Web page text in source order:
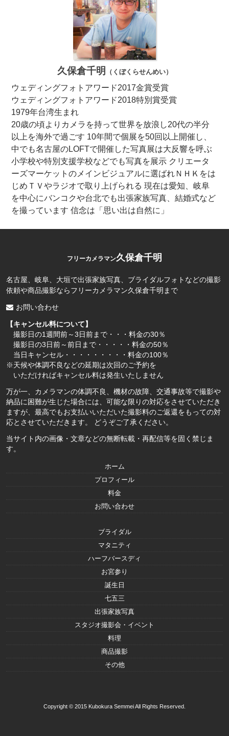
久保倉千明 （くぼくらせんめい）
ウェディングフォトアワード2017金賞受賞
ウェディングフォトアワード2018特別賞受賞
1979年台湾生まれ
20歳の頃よりカメラを持って世界を放浪し20代の半分
以上を海外で過ごす 10年間で個展を50回以上開催し、
中でも名古屋のLOFTで開催した写真展は大反響を呼ぶ
小学校や特別支援学校などでも写真を展示 クリエータ
ーズマーケットのメインビジュアルに選ばれＮＨＫをは
じめＴＶやラジオで取り上げられる 現在は愛知、岐阜
を中心にバンコクや台北でも出張家族写真、結婚式など
を撮っています 信念は「思い出は自然に」
フリーカメラマン久保倉千明
名古屋、岐阜、大垣で出張家族写真、ブライダルフォトなどの撮影
依頼や商品撮影ならフリーカメラマン久保倉千明まで
お問い合わせ
【キャンセル料について】
撮影日の1週間前～3日前まで・・・料金の30％
撮影日の3日前～前日まで・・・・・料金の50％
当日キャンセル・・・・・・・・・料金の100％
※天候や体調不良などの延期は次回のご予約を
いただければキャンセル料は発生いたしません
万が一、カメラマンの体調不良、機材の故障、交通事故等で撮影や
納品に困難が生じた場合には、可能な限りの対応をさせていただき
ますが、最高でもお支払いいただいた撮影料のご返還をもっての対
応とさせていただきます。 どうぞご了承ください。
当サイト内の画像・文章などの無断転載・再配信等を固く禁じま
す。
ホーム
プロフィール
料金
お問い合わせ
ブライダル
マタニティ
ハーフバースディ
お宮参り
誕生日
七五三
出張家族写真
スタジオ撮影会・イベント
料理
商品撮影
その他
Copyright © 2015 Kubokura Semmei All Rights Reserved.